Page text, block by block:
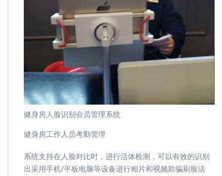
禁
系
统
健身房人脸识别会员管理系统
健身房工作人员考勤管理
系统支持在人脸对比时，进行活体检测，可以有效的识别
出采用手机/平板电脑等设备进行相片和视频欺骗刷脸活